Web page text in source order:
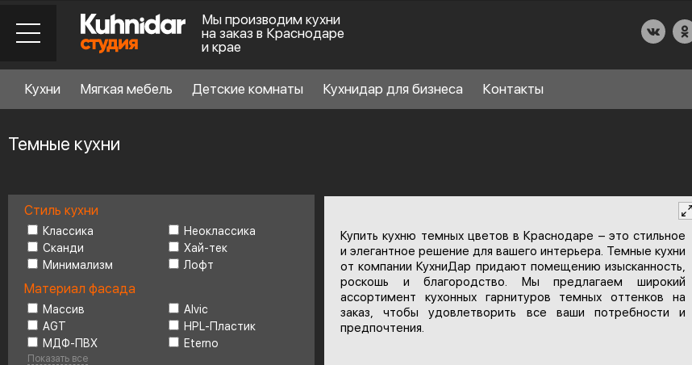
Мы производим кухни
на заказ в Краснодаре
и крае
Стиль кухни
Материал фасада 8
Планировка
НАШИ УСЛУГИ
СПРАВОЧНЫЙ РАЗДЕЛ
ПАРТНЕРЫ
Кухни Мягкая мебель Детские комнаты Кухнидар для бизнеса Контакты
Темные кухни
Стиль кухни
Классика
Неоклассика
Сканди
Хай-тек
Минимализм
Лофт
Материал фасада
Массив
Alvic
AGT
HPL-Пластик
МДФ-ПВХ
Eterno
Показать все
Купить кухню темных цветов в Краснодаре – это стильное
и элегантное решение для вашего интерьера. Темные кухни
от компании КухниДар придают помещению изысканность,
роскошь и благородство. Мы предлагаем широкий
ассортимент кухонных гарнитуров темных оттенков на
заказ, чтобы удовлетворить все ваши потребности и
предпочтения.